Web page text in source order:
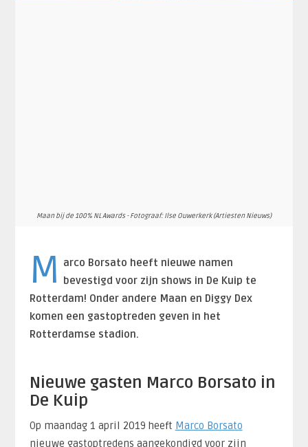
Maan bij de 100% NL Awards - Fotograaf: Ilse Ouwerkerk (Artiesten Nieuws)
M
arco Borsato heeft nieuwe namen
bevestigd voor zijn shows in De Kuip te
Rotterdam! Onder andere Maan en Diggy Dex
komen een gastoptreden geven in het
Rotterdamse stadion.
Nieuwe gasten Marco Borsato in
De Kuip
Op maandag 1 april 2019 heeft Marco Borsato
nieuwe gastoptredens aangekondigd voor zijn